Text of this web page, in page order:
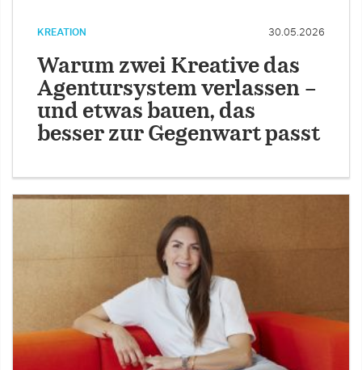
KREATION 30.05.2026
Warum zwei Kreative das
Agentursystem verlassen –
und etwas bauen, das
besser zur Gegenwart passt